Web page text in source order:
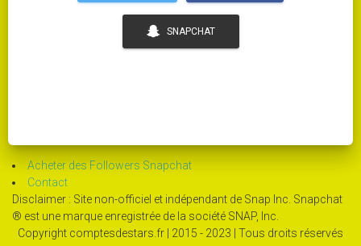
SNAPCHAT
Acheter des Followers Snapchat
Contact
Disclaimer : Site non-officiel et indépendant de Snap Inc. Snapchat
® est une marque enregistrée de la société SNAP, Inc.
Copyright comptesdestars.fr | 2015 - 2023 | Tous droits réservés